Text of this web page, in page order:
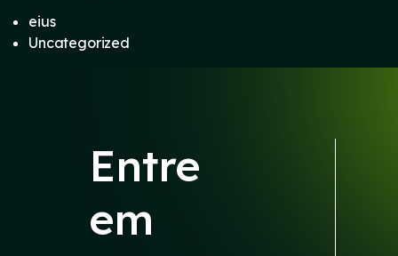
eius
Uncategorized
Entre
em